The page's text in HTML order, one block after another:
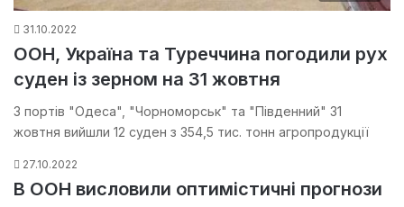
31.10.2022
ООН, Україна та Туреччина погодили рух
суден із зерном на 31 жовтня
З портів "Одеса", "Чорноморськ" та "Південний" 31
жовтня вийшли 12 суден з 354,5 тис. тонн агропродукції
27.10.2022
В ООН висловили оптимістичні прогнози